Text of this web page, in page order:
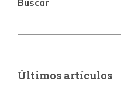
Buscar
Últimos artículos